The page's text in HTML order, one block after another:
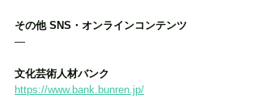
その他 SNS・オンラインコンテンツ
―
文化芸術人材バンク
https://www.bank.bunren.jp/